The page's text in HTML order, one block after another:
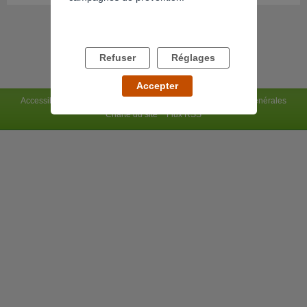
Accessibilité : non conforme
Conditions générales
Charte du site
Flux RSS
Refuser Réglages
Accepter